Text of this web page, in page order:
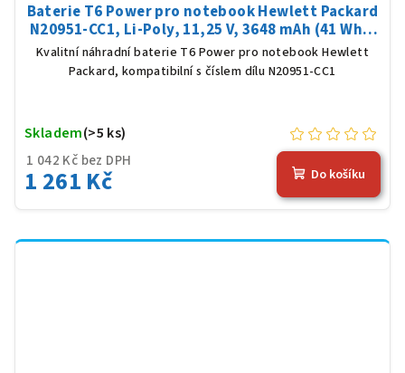
Baterie T6 Power pro notebook Hewlett Packard
N20951-CC1, Li-Poly, 11,25 V, 3648 mAh (41 Wh),
černá
Kvalitní náhradní baterie T6 Power pro notebook Hewlett
Packard, kompatibilní s číslem dílu N20951-CC1
1 042 Kč bez DPH
1 261 Kč
Skladem(>5 ks)
Do košíku